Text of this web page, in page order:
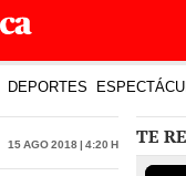
DEPORTES
15 Ago 2018 | 4:20 h TE